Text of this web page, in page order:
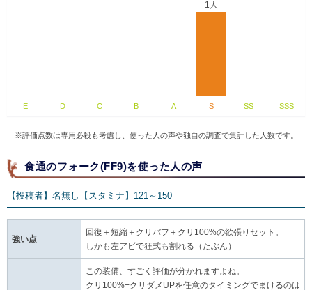
1人
E D C B A S SS SSS
※評価点数は専用必殺も考慮し、使った人の声や独自の調査で集計した人数です。
食通のフォーク(FF9)を使った人の声
【投稿者】名無し 【スタミナ】121～150
強い点
回復＋短縮＋クリバフ＋クリ100%の欲張りセット。
しかも左アビで狂式も割れる（たぶん）
この装備、すごく評価が分かれますよね。
クリ100%+クリダメUPを任意のタイミングでまけるのは